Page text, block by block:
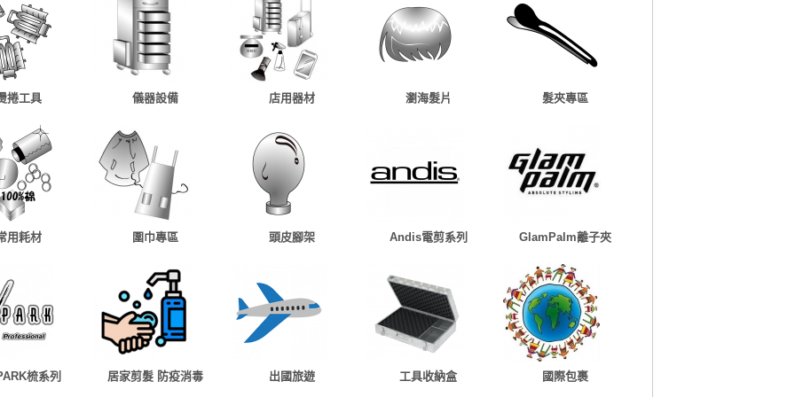
捲工具 儀器設備 店用器材 瀏海髮片 髮夾專區
用耗材 圍巾專區 頭皮腳架 Andis電剪系列 GlamPalm離子夾
梳系列 居家剪髮 防疫消毒 出國旅遊 工具收納盒 國際包裹